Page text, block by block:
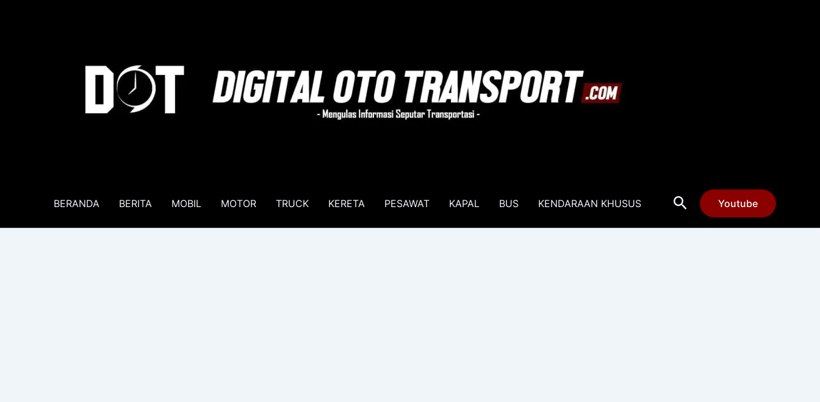
BERANDA BERITA MOBIL MOTOR TRUCK KERETA PESAWAT KAPAL BUS KENDARAAN KHUSUS Cari Youtube